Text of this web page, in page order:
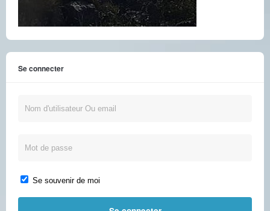
Se connecter
Se souvenir de moi